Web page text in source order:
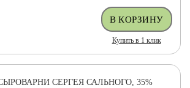
Купить в 1 клик
СЕРГЕЯ САЛЬНОГО, 35%